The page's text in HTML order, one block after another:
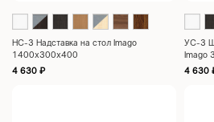
НС-3 Надставка на стол Imago
1400х300х400
4 630 ₽
УС-3
Imago
4 630